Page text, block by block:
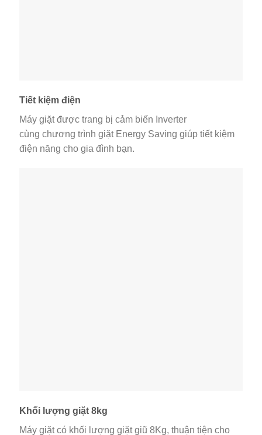
Tiết kiệm điện
Máy giặt được trang bị cảm biến Inverter
cùng chương trình giặt Energy Saving giúp tiết kiệm
điện năng cho gia đình bạn.
Khối lượng giặt 8kg
Máy giặt có khối lượng giặt giũ 8Kg, thuận tiện cho